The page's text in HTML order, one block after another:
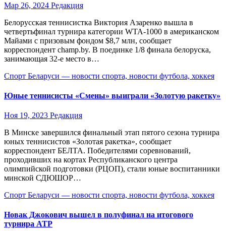
Мар 26, 2024 Редакция
Белорусская теннисистка Виктория Азаренко вышла в
четвертьфинал турнира категории WTA-1000 в американском
Майами с призовым фондом $8,7 млн, сообщает
корреспондент champ.by. В поединке 1/8 финала белоруска,
занимающая 32-е место в…
Спорт Беларуси — новости спорта, новости футбола, хоккея
Юные теннисисты «Смены» выиграли «Золотую ракетку»
Ноя 19, 2023 Редакция
В Минске завершился финальный этап пятого сезона турнира
юных теннисистов «Золотая ракетка», сообщает
корреспондент БЕЛТА. Победителями соревнований,
проходивших на кортах Республиканского центра
олимпийской подготовки (РЦОП), стали юные воспитанники
минской СДЮШОР…
Спорт Беларуси — новости спорта, новости футбола, хоккея
Новак Джокович вышел в полуфинал на итогового
турнира АТР